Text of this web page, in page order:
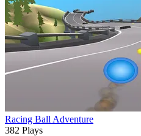
Racing Ball Adventure
382 Plays